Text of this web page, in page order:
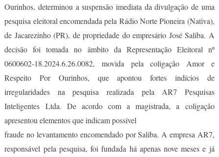
Ourinhos, determinou a suspensão imediata da divulgação de uma
pesquisa eleitoral encomendada pela Rádio Norte Pioneira (Nativa),
de Jacarezinho (PR), de propriedade do empresário José Saliba. A
decisão foi tomada no âmbito da Representação Eleitoral nº
0600602-18.2024.6.26.0082, movida pela coligação Amor e
Respeito Por Ourinhos, que apontou fortes indícios de
irregularidades na pesquisa realizada pela AR7 Pesquisas
Inteligentes Ltda. De acordo com a magistrada, a coligação
apresentou elementos que indicam possível
fraude no levantamento encomendado por Saliba. A empresa AR7,
responsável pela pesquisa, foi fundada há apenas nove meses e já